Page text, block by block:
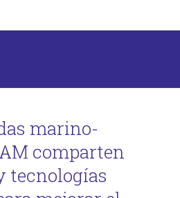
marino-
comparten
tecnologías